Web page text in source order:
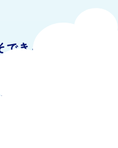
きる
」
、
た地域での
を指します。
めです。